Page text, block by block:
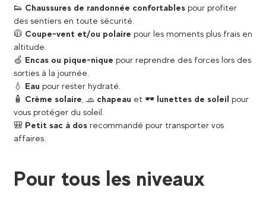
👟 Chaussures de randonnée confortables pour profiter
des sentiers en toute sécurité.
🧥 Coupe-vent et/ou polaire pour les moments plus frais en
altitude.
🍏 Encas ou pique-nique pour reprendre des forces lors des
sorties à la journée.
💧 Eau pour rester hydraté.
🧴 Crème solaire, 🧢 chapeau et 🕶️ lunettes de soleil pour
vous protéger du soleil.
🎒 Petit sac à dos recommandé pour transporter vos
affaires.
Pour tous les niveaux